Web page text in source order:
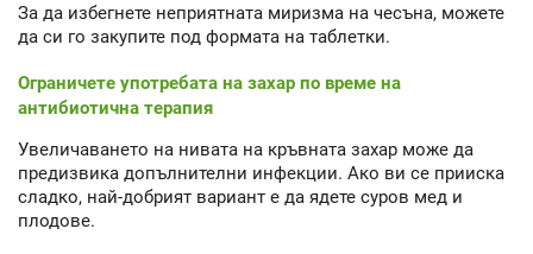
За да избегнете неприятната миризма на чесъна, можете
да си го закупите под формата на таблетки.
Ограничете употребата на захар по време на
антибиотична терапия
Увеличаването на нивата на кръвната захар може да
предизвика допълнителни инфекции. Ако ви се прииска
сладко, най-добрият вариант е да ядете суров мед и
плодове.